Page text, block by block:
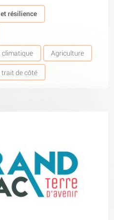
résilience
Agriculture
trait de côté